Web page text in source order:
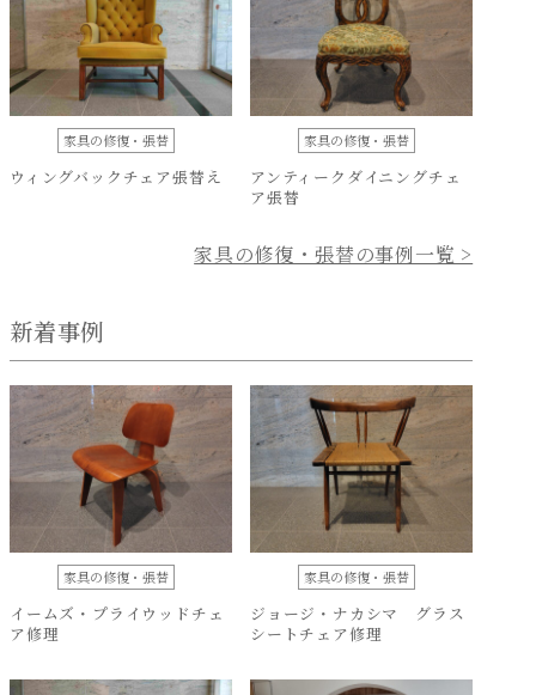
家具の修復・張替
ウィングバックチェア張替え
家具の修復・張替
アンティークダイニングチェ
ア張替
家具の修復・張替の事例一覧 >
新着事例
家具の修復・張替
イームズ・プライウッドチェ
ア修理
家具の修復・張替
ジョージ・ナカシマ グラス
シートチェア修理